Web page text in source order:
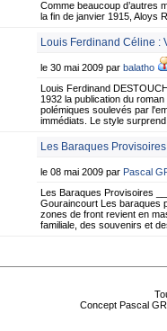
Comme beaucoup d’autres
la fin de janvier 1915, Aloys
Louis Ferdinand Céline :
le 30 mai 2009 par balatho
Louis Ferdinand
1932 la publication du
polémiques soulevés par
immédiats. Le style
Les Baraques Provisoires
le 08 mai 2009 par Pascal
Les Baraques Provisoires
Gouraincourt Les baraques
zones de front revient en
familiale, des souvenirs et
Concept Pascal